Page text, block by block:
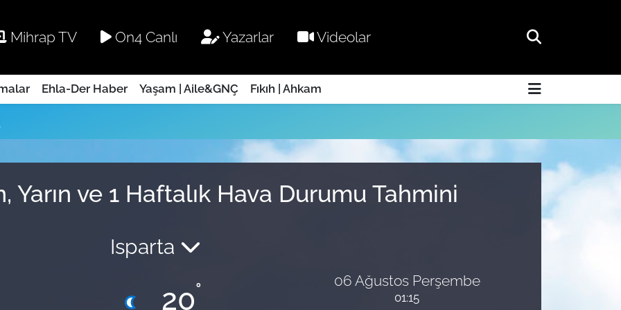
Mihrap TV On4 Canlı Yazarlar Videolar
Ehla-Der Haber Yaşam | Aile&GNÇ Fıkıh | Ahkam
Yarın ve 1 Haftalık Hava Durumu Tahmini
Isparta
20° 06 Ağustos Perşembe
01:15